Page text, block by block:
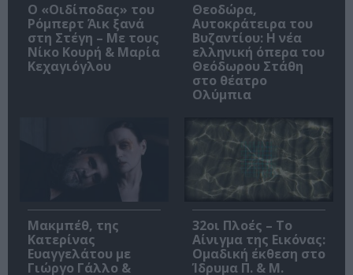
O «Οιδίποδας» του
Ρόμπερτ Άικ ξανά
στη Στέγη – Με τους
Νίκο Κουρή & Μαρία
Κεχαγιόγλου
Θεοδώρα,
Αυτοκράτειρα του
Βυζαντίου: Η νέα
ελληνική όπερα του
Θεόδωρου Στάθη
στο θέατρο
Ολύμπια
Μακμπέθ, της
Κατερίνας
Ευαγγελάτου με
Γιώργο Γάλλο &
32οι Πλοές – Το
Αίνιγμα της Εικόνας:
Ομαδική έκθεση στο
Ίδρυμα Π. & Μ.